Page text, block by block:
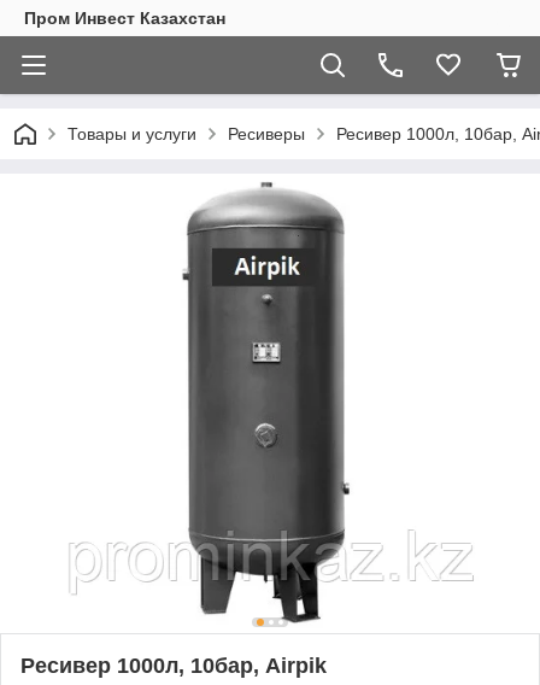
Пром Инвест Казахстан
Товары и услуги Ресиверы Ресивер 1000л, 10бар,
Ресивер 1000л, 10бар, Airpik